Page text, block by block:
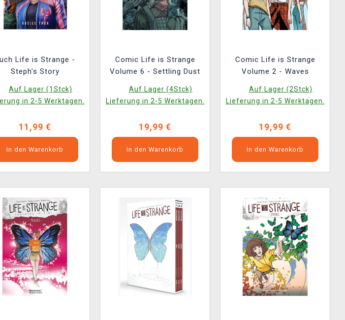
Life is Strange -
Steph's Story
Auf Lager (1Stck)
in 2-5 Werktagen.
11,99 €
In den Warenkorb
Comic Life is Strange
Volume 6 - Settling Dust
Auf Lager (4Stck)
Lieferung in 2-5 Werktagen.
19,99 €
In den Warenkorb
Comic Life is Strange
Volume 2 - Waves
Auf Lager (2Stck)
Lieferung in 2-5 Werktagen.
19,99 €
In den Warenkorb